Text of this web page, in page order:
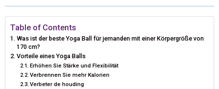
W
T
T
E
E
O
O
K
T
R
K
D
I
Table of Contents
Was ist der beste Yoga Ball für jemanden mit einer Körpergröße von
170 cm?
Vorteile eines Yoga Balls
Erhöhen Sie Stärke und Flexibilität
Verbrennen Sie mehr Kalorien
Verbeter de houding